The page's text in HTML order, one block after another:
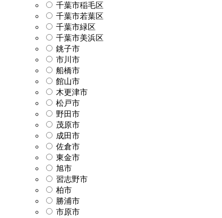
千葉市稲毛区
千葉市若葉区
千葉市緑区
千葉市美浜区
銚子市
市川市
船橋市
館山市
木更津市
松戸市
野田市
茂原市
成田市
佐倉市
東金市
旭市
習志野市
柏市
勝浦市
市原市